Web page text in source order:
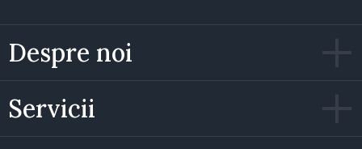
Despre noi
Servicii